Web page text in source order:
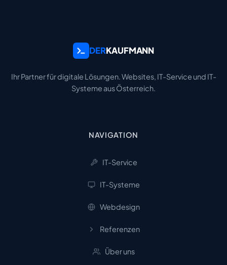
DERKAUFMANN
Ihr Partner für digitale Lösungen. Websites, IT-Service und IT-
Systeme aus Österreich.
NAVIGATION
IT-Service
IT-Systeme
Webdesign
Referenzen
Über uns